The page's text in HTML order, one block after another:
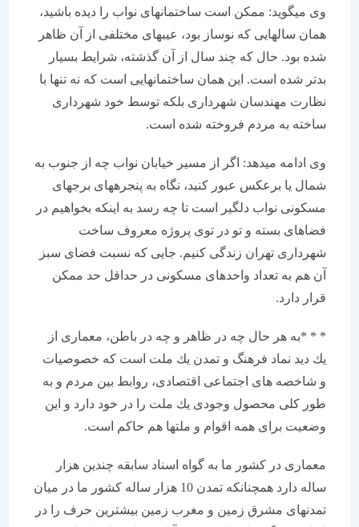
وی می‏گوید: ممكن است ساختمانهای نواب را دیده باشید،
همان سالهایی كه نوساز بود، عیب‏های مختلفی از آن ظاهر
شده بود. حال كه چند سال از آن گذشته، شرایط بسیار
بدتر شده است. این همان ساختمان‏هایی است كه نه تنها با
نظارت مهندسان شهرداری بلكه توسط خود شهرداری
ساخته به مردم فروخته شده است.
وی ادامه می‏دهد: اگر از مسیر خیابان نواب چه از جنوب به
شمال یا برعكس عبور كنید، نگاه به پنجره‏های برج‏های
مسكونی نواب دلگیر است تا چه رسد به اینكه بخواهیم در
فضاهای بسته و تو در توی پروژه معروف ساخت
شهرداری تهران زندگی كنیم. جایی كه نسبت فضای سبز
آن هم به تعداد واحدهای مسكونی در حداقل حد ممكن
قرار دارد.
* * *به هر حال چه در ظاهر و چه در باطن، معماری از
یك دید نماد فرهنگ و تمدن یك ملت است كه خصوصیات
و شاخصه ‏های اجتماعی اقتصادی، روابط بین مردم و به
طور كلی محصول وجودی یك ملت را در خود دارد و این
وضعیت برای همه اقوام و ملت‏ها هم حاكم است.
معماری در كشور ما به گواه اسناد سابقه چندین هزار
ساله دارد همچنانكه تمدن 10 هزار ساله كشور ما در میان
تمدن‏های مشرق زمین و مغرب زمین بیشترین حرف را در